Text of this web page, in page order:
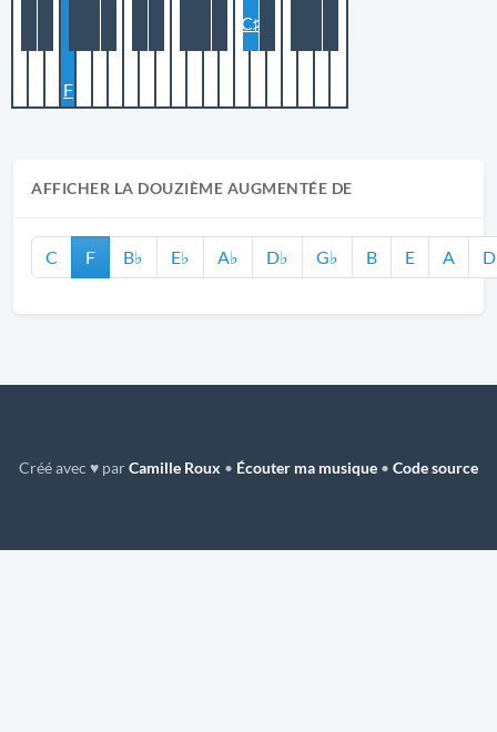
F
C♯
AFFICHER LA DOUZIÈME AUGMENTÉE DE
C F B♭ E♭ A♭ D♭ G♭ B E A D
Créé avec ♥ parCamille Roux • Écouter ma musique • Code source